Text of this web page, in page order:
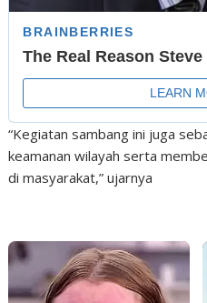
“Kegiatan sambang ini juga
keamanan wilayah serta
di masyarakat,” ujarnya